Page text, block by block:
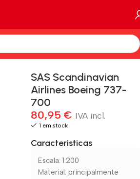
Escala 1:200
SAS Scandinavian
Airlines Boeing 737-
700
80,95 € IVA incl.
1 em stock
Caracteristicas
Escala: 1:200
Material: principalmente